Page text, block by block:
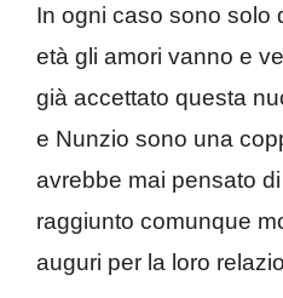
In ogni caso sono solo
età gli amori vanno e
già accettato questa
e Nunzio sono una
avrebbe mai pensato
raggiunto comunque
auguri per la loro